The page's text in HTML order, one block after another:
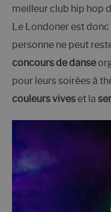
meilleur club hip hop
Le Londoner est
personne ne peut
concours de danse
pour leurs soirées à
couleurs viveset la